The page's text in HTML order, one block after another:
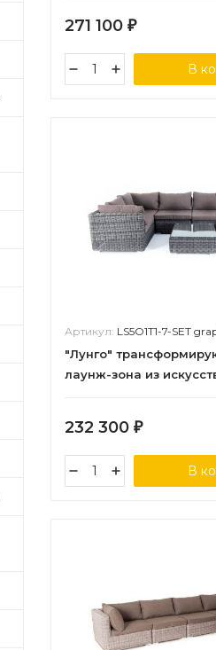
271 100 ₽
В
Артикул: LS5O1T1-7-SET
"Лунго"
лаунж-зона из
232 300 ₽
В